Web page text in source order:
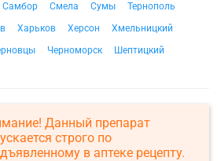
Самбор Смела Сумы
Тернополь
Харьков Херсон
Хмельницкий
Черноморск Шептицкий
Данный препарат
строго по
в аптеке рецепту.